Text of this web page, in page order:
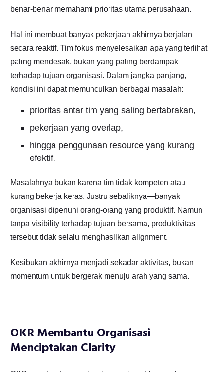
benar-benar memahami prioritas utama perusahaan.
Hal ini membuat banyak pekerjaan akhirnya berjalan
secara reaktif. Tim fokus menyelesaikan apa yang terlihat
paling mendesak, bukan yang paling berdampak
terhadap tujuan organisasi. Dalam jangka panjang,
kondisi ini dapat memunculkan berbagai masalah:
prioritas antar tim yang saling bertabrakan,
pekerjaan yang overlap,
hingga penggunaan resource yang kurang
efektif.
Masalahnya bukan karena tim tidak kompeten atau
kurang bekerja keras. Justru sebaliknya—banyak
organisasi dipenuhi orang-orang yang produktif. Namun
tanpa visibility terhadap tujuan bersama, produktivitas
tersebut tidak selalu menghasilkan alignment.
Kesibukan akhirnya menjadi sekadar aktivitas, bukan
momentum untuk bergerak menuju arah yang sama.
OKR Membantu Organisasi
Menciptakan Clarity